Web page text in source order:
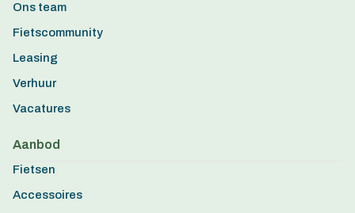
Ons team
Fietscommunity
Leasing
Verhuur
Vacatures
Aanbod
Fietsen
Accessoires